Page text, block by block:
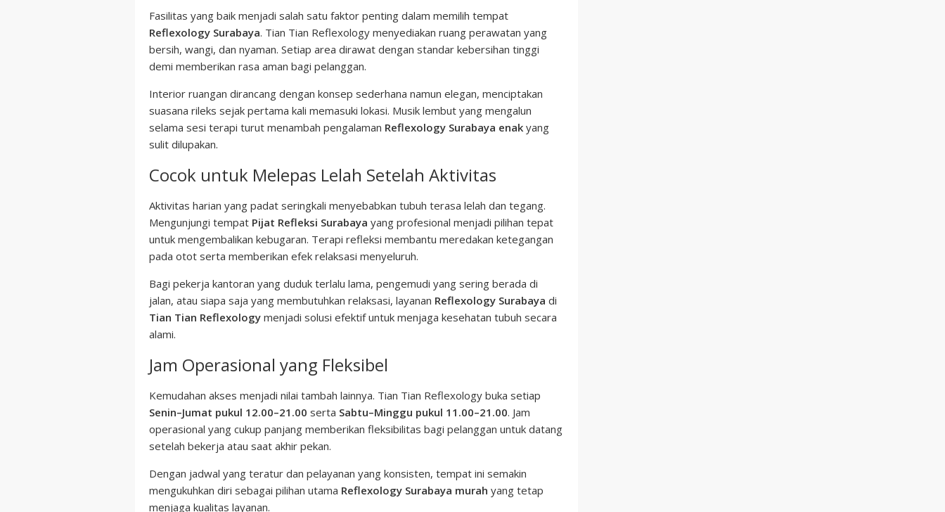
Fasilitas yang baik menjadi salah satu faktor penting dalam memilih tempat
Reflexology Surabaya. Tian Tian Reflexology menyediakan ruang perawatan yang
bersih, wangi, dan nyaman. Setiap area dirawat dengan standar kebersihan tinggi
demi memberikan rasa aman bagi pelanggan.
Interior ruangan dirancang dengan konsep sederhana namun elegan, menciptakan
suasana rileks sejak pertama kali memasuki lokasi. Musik lembut yang mengalun
selama sesi terapi turut menambah pengalaman Reflexology Surabaya enak yang
sulit dilupakan.
Cocok untuk Melepas Lelah Setelah Aktivitas
Aktivitas harian yang padat seringkali menyebabkan tubuh terasa lelah dan tegang.
Mengunjungi tempat Pijat Refleksi Surabaya yang profesional menjadi pilihan tepat
untuk mengembalikan kebugaran. Terapi refleksi membantu meredakan ketegangan
pada otot serta memberikan efek relaksasi menyeluruh.
Bagi pekerja kantoran yang duduk terlalu lama, pengemudi yang sering berada di
jalan, atau siapa saja yang membutuhkan relaksasi, layanan Reflexology Surabaya di
Tian Tian Reflexology menjadi solusi efektif untuk menjaga kesehatan tubuh secara
alami.
Jam Operasional yang Fleksibel
Kemudahan akses menjadi nilai tambah lainnya. Tian Tian Reflexology buka setiap
Senin–Jumat pukul 12.00–21.00 serta Sabtu–Minggu pukul 11.00–21.00. Jam
operasional yang cukup panjang memberikan fleksibilitas bagi pelanggan untuk datang
setelah bekerja atau saat akhir pekan.
Dengan jadwal yang teratur dan pelayanan yang konsisten, tempat ini semakin
mengukuhkan diri sebagai pilihan utama Reflexology Surabaya murah yang tetap
menjaga kualitas layanan.